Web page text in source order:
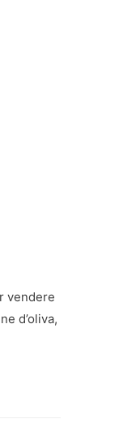
vendere
d’oliva,